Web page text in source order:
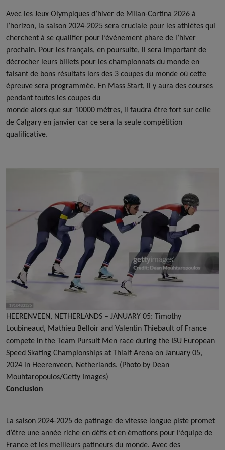
Avec les Jeux Olympiques d’hiver de Milan-Cortina 2026 à
l’horizon, la saison 2024-2025 sera cruciale pour les athlètes qui
cherchent à se qualifier pour l’événement phare de l’hiver
prochain. Pour les français, en poursuite, il sera important de
décrocher leurs billets pour les championnats du monde en
faisant de bons résultats lors des 3 coupes du monde où cette
épreuve sera programmée. En Mass Start, il y aura des courses
pendant toutes les coupes du
monde alors que sur 10000 mètres, il faudra être fort sur celle
de Calgary en janvier car ce sera la seule compétition
qualificative.
HEERENVEEN, NETHERLANDS – JANUARY 05: Timothy
Loubineaud, Mathieu Belloir and Valentin Thiebault of France
compete in the Team Pursuit Men race during the ISU European
Speed Skating Championships at Thialf Arena on January 05,
2024 in Heerenveen, Netherlands. (Photo by Dean
Mouhtaropoulos/Getty Images)
Conclusion
La saison 2024-2025 de patinage de vitesse longue piste promet
d’être une année riche en défis et en émotions pour l’équipe de
France et les meilleurs patineurs du monde. Avec des